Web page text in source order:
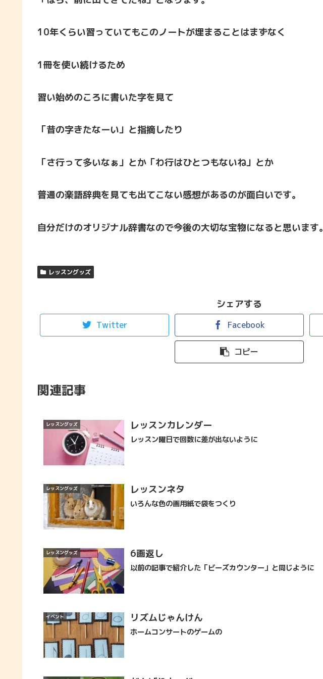
10年くらい習っていてもこのノートが埋まることはまずなく
1冊を使い続けるため
習い始めのころに書いた字を見て
「昔の字きたなーい」と指摘したり
「さ行って多いなぁ」とか「わ行はひとつもないね」とか
普通の楽語辞典を見ても出てこない感想があるのが面白いです。
自分だけのオリジナル辞書なので今後の大切な宝物になると思います。
レッスングッズ
シェアする
Twitter Facebook
コピー
関連記事
レッスングッズ レッスンカレンダー
レッスン曜日で回数に差が出ないように
レッスングッズ レッスンネタ
いろんな色の画用紙で袋をつくり
レッスングッズ 6画返し
以前の記事で紹介した「ビーズカウンター」と同じように
イベント リズムじゃんけん
ホームコンサートのゲームの